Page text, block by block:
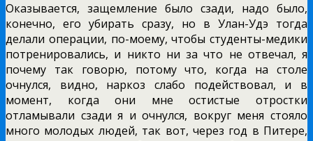
Оказывается, защемление было сзади, надо было,
конечно, его убирать сразу, но в Улан-Удэ тогда
делали операции, по-моему, чтобы студенты-медики
потренировались, и никто ни за что не отвечал, я
почему так говорю, потому что, когда на столе
очнулся, видно, наркоз слабо подействовал, и в
момент, когда они мне остистые отростки
отламывали сзади я и очнулся, вокруг меня стояло
много молодых людей, так вот, через год в Питере,